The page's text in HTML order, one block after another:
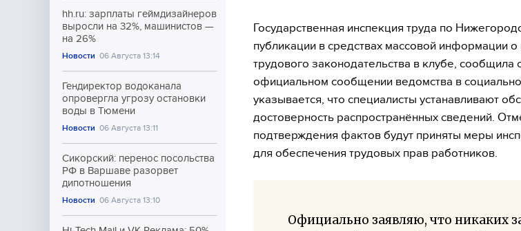
hh.ru: зарплаты геймдизайнеров
выросли на 32%, машинистов —
на 26%
Новости 06 Августа 13:14
Гендиректор водоканала
опровергла угрозу остановки
воды в Тюмени
Новости 06 Августа 13:11
Сикорский: перенос посольства
РФ в Варшаве разорвет
дипотношения
Новости 06 Августа 13:10
Государственная инспекция труда по
публикации в средствах массовой информации
трудового законодательства в клубе, сообщила
официальном сообщении ведомства в
указывается, что специалисты устанавливают
достоверность распространённых сведений.
подтверждения фактов будут приняты меры
для обеспечения трудовых прав работников.
Официально заявляю, что никаких